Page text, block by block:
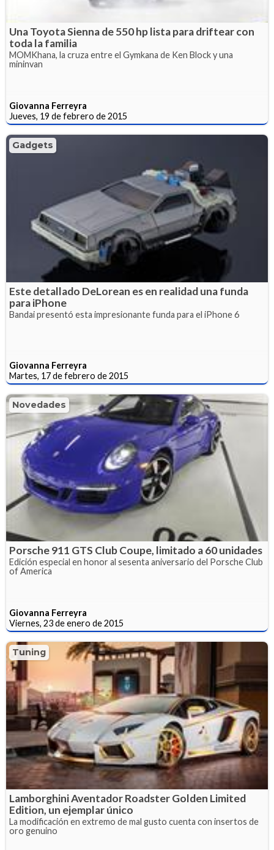
Una Toyota Sienna de 550 hp lista para driftear con
toda la familia
MOMKhana, la cruza entre el Gymkana de Ken Block y una
mininvan
Giovanna Ferreyra
Jueves, 19 de febrero de 2015
Gadgets
Este detallado DeLorean es en realidad una funda
para iPhone
Bandai presentó esta impresionante funda para el iPhone 6
Giovanna Ferreyra
Martes, 17 de febrero de 2015
Novedades
Porsche 911 GTS Club Coupe, limitado a 60 unidades
Edición especial en honor al sesenta aniversario del Porsche Club
of America
Giovanna Ferreyra
Viernes, 23 de enero de 2015
Tuning
Lamborghini Aventador Roadster Golden Limited
Edition, un ejemplar único
La modificación en extremo de mal gusto cuenta con insertos de
oro genuino